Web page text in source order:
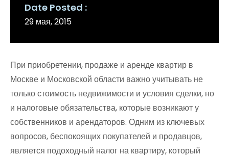
Date Posted
29 мая, 2015
При приобретении, продаже и аренде квартир в
Москве и Московской области важно учитывать не
только стоимость недвижимости и условия сделки, но
и налоговые обязательства, которые возникают у
собственников и арендаторов. Одним из ключевых
вопросов, беспокоящих покупателей и продавцов,
является подоходный налог на квартиру, который